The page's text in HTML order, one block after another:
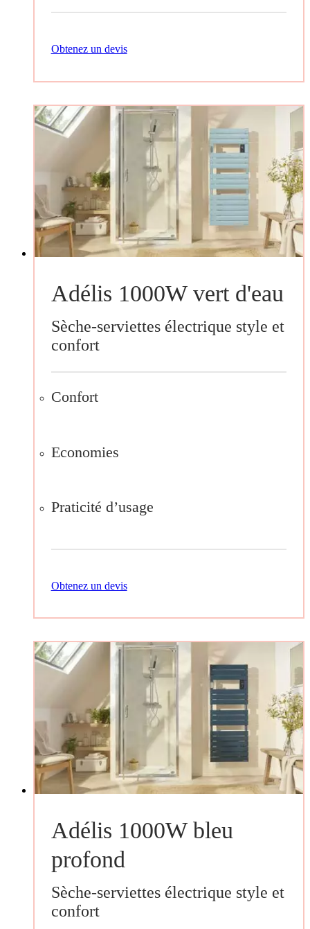
Obtenez un devis
Adélis 1000W vert d'eau
Sèche-serviettes électrique style et
confort
Confort
Economies
Praticité d’usage
Obtenez un devis
Adélis 1000W bleu
profond
Sèche-serviettes électrique style et
confort